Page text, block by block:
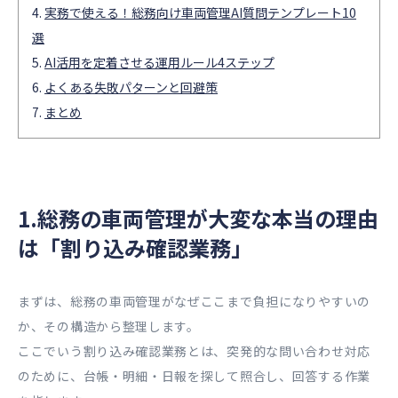
実務で使える！総務向け車両管理AI質問テンプレート10
選
AI活用を定着させる運用ルール4ステップ
よくある失敗パターンと回避策
まとめ
1.総務の車両管理が大変な本当の理由
は「割り込み確認業務」
まずは、総務の車両管理がなぜここまで負担になりやすいの
か、その構造から整理します。
ここでいう割り込み確認業務とは、突発的な問い合わせ対応
のために、台帳・明細・日報を探して照合し、回答する作業